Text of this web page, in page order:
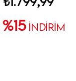
%15İNDİRİM